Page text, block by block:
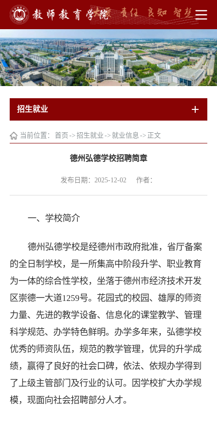
招生就业
当前位置： 首页 -> 招生就业 -> 就业信息 -> 正文
德州弘德学校招聘简章
发布日期：2025-12-02 作者：
一、学校简介
德州弘德学校是经德州市政府批准，省厅备案
的全日制学校，是一所集高中阶段升学、职业教育
为一体的综合性学校，坐落于德州市经济技术开发
区崇德一大道1259号。花园式的校园、雄厚的师资
力量、先进的教学设备、信息化的课堂教学、管理
科学规范、办学特色鲜明。办学多年来，弘德学校
优秀的师资队伍，规范的教学管理，优异的升学成
绩，赢得了良好的社会口碑，依法、依规办学得到
了上级主管部门及行业的认可。因学校扩大办学规
模，现面向社会招聘部分人才。